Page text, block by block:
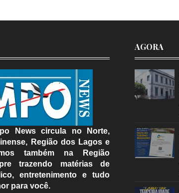
News circula no Norte,
Região dos Lagos e
também na Região
trazendo matérias de
entretenimento e tudo
para você.
AGORA